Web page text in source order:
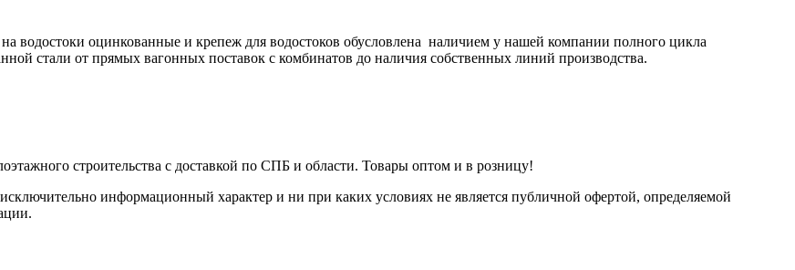
водостоки оцинкованные и крепеж для водостоков обусловлена наличием у нашей компании полного цикла
стали от прямых вагонных поставок с комбинатов до наличия собственных линий производства.
строительства с доставкой по СПБ и области. Товары оптом и в розницу!
информационный характер и ни при каких условиях не является публичной офертой, определяемой